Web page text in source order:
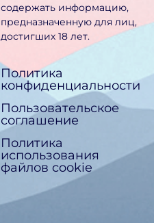
содержать информацию,
предназначен­ную для лиц,
достигших 18 лет.
Политика
конфиденциальности
Пользовательское
соглашение
Политика
использования
файлов cookie